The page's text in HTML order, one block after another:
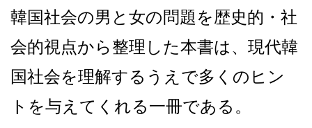
韓国社会の男と女の問題を歴史的・社
会的視点から整理した本書は、現代韓
国社会を理解するうえで多くのヒン
トを与えてくれる一冊である。